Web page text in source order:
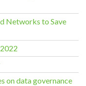
Networks to Save
on data governance